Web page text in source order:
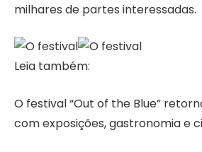
milhares de partes interessadas.
Leia também:
O festival “Out of the Blue”
com exposições, gastronomia e